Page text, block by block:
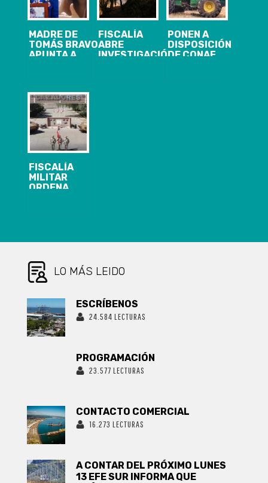
MADRE DE
TOMÁS BRAVO
APUNTA A
QUE NO SALIÓ
EN LA TV:
«NUNCA SE
VIO»
FISCALÍA
ABRE
INVESTIGACIÓN
PONEN A
DISPOSICIÓN
DE CONAF
FISCALÍA
MILITAR
ORDENA
FUENTES EN
POZO
ALMONTE
LO MÁS LEIDO
ESCRÍBENOS
24.584 LECTURAS
PROGRAMACIÓN
23.577 LECTURAS
CONTACTO COMERCIAL
16.273 LECTURAS
A CONTAR DEL PRÓXIMO LUNES
13 EFE SUR INFORMA QUE